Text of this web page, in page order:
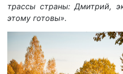
трассы страны: Дмитрий,
этому готовы».